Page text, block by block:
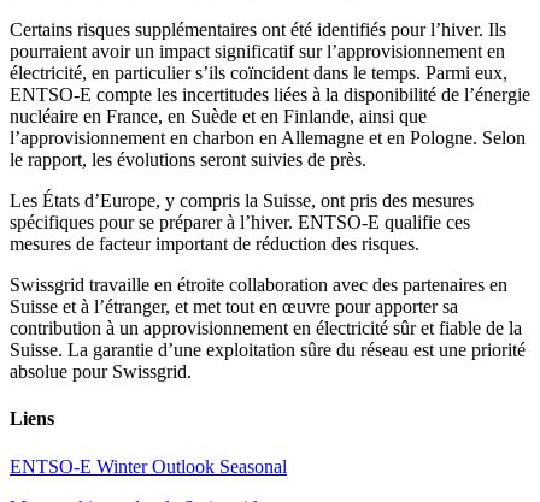
Certains risques supplémentaires ont été identifiés pour l’hiver. Ils
pourraient avoir un impact significatif sur l’approvisionnement en
électricité, en particulier s’ils coïncident dans le temps. Parmi eux,
ENTSO-E compte les incertitudes liées à la disponibilité de l’énergie
nucléaire en France, en Suède et en Finlande, ainsi que
l’approvisionnement en charbon en Allemagne et en Pologne. Selon
le rapport, les évolutions seront suivies de près.
Les États d’Europe, y compris la Suisse, ont pris des mesures
spécifiques pour se préparer à l’hiver. ENTSO-E qualifie ces
mesures de facteur important de réduction des risques.
Swissgrid travaille en étroite collaboration avec des partenaires en
Suisse et à l’étranger, et met tout en œuvre pour apporter sa
contribution à un approvisionnement en électricité sûr et fiable de la
Suisse. La garantie d’une exploitation sûre du réseau est une priorité
absolue pour Swissgrid.
Liens
ENTSO-E Winter Outlook Seasonal